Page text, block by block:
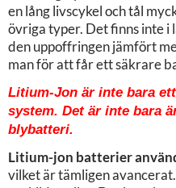
en lång livscykel och tål
övriga typer. Det finns inte i
den uppoffringen jämfört
man för att får ett säkrare
Litium-Jon är inte bara
system. Det är inte bara
blybatteri.
Litium-jon batterier
vilket är tämligen